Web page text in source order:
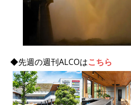
◆先週の週刊ALCOはこちら